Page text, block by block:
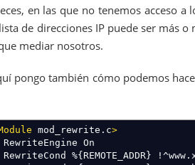
action="
for="clave">Introduce la
type="text"
en las que no tenemos acceso
de direcciones IP puede ser más
mediar nosotros.
pongo también cómo podemos
mod_rewrite.c>
On
%{REMOTE_ADDR}